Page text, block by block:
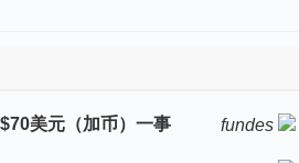
美元（加币）一事 fundes